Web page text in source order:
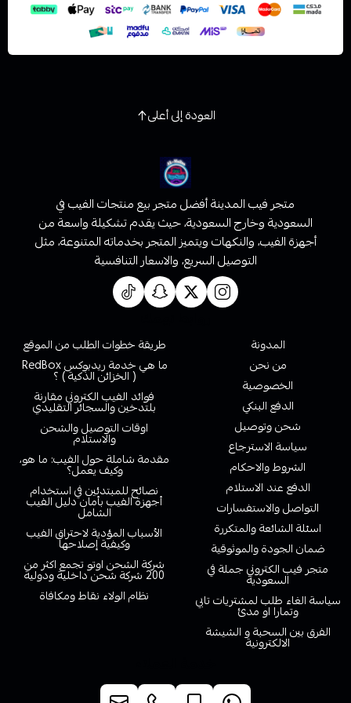
العودة إلى أعلى
متجر فيب المدينة أفضل متجر بيع منتجات الفيب في
السعودية وخارج السعودية، حيث يقدم تشكيلة واسعة من
أجهزة الفيب، والنكهات ويتميز المتجر بخدماته المتنوعة، مثل
التوصيل السريع، والاسعار التنافسية
المدونة
من نحن
الخصوصية
الدفع البنكي
شحن وتوصيل
سياسة الاسترجاع
الشروط والاحكام
الدفع عند الاستلام
التواصل والاستفسارات
اسئلة الشائعة والمتكررة
ضمان الجودة والموثوقية
متجر فيب الكتروني جملة في
السعودية
سياسة الغاء طلب لمشتريات تابي
وتمارا او مدئ
الفرق بين السحبة و الشيشة
الالكترونية
طريقة خطوات الطلب من الموقع
ما هي خدمة ريدبوكس RedBox
( الخزائن الذكية ) ؟
فوائد الفيب الكتروني مقارنة
بلتدخين والسجائر التقليدي
اوقات التوصيل والشحن
والاستلام
مقدمة شاملة حول الفيب: ما هو،
وكيف يعمل؟
نصائح للمبتدئين في استخدام
أجهزة الفيب بأمان دليل الفيب
الشامل
الأسباب المؤدية لاحتراق الفيب
وكيفية إصلاحها
شركة الشحن اوتو تجمع اكثر من
200 شركة شحن داخلية ودولية
نظام الولاء نقاط ومكافاة